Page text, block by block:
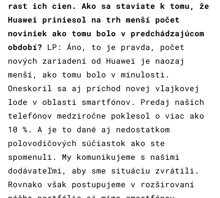
rast ich cien. Ako sa staviate k tomu, že
Huawei priniesol na trh menší počet
noviniek ako tomu bolo v predchádzajúcom
období? LP: Áno, to je pravda, počet
nových zariadení od Huawei je naozaj
menší, ako tomu bolo v minulosti.
Oneskoril sa aj príchod novej vlajkovej
lode v oblasti smartfónov. Predaj našich
telefónov medziročne poklesol o viac ako
10 %. A je to dané aj nedostatkom
polovodičových súčiastok ako ste
spomenuli. My komunikujeme s našimi
dodávateľmi, aby sme situáciu zvrátili.
Rovnako však postupujeme v rozširovaní